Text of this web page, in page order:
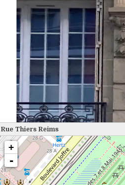
Rue Thiers Reims
chargement de la carte - veuillez patienter...
+
-